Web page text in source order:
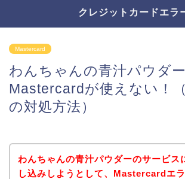
クレジットカードエラ
Mastercard
わんちゃんの青汁パウダ
Mastercardが使えない！
の対処方法）
わんちゃんの青汁パウダーのサービス
し込みしようとして、Mastercardエ